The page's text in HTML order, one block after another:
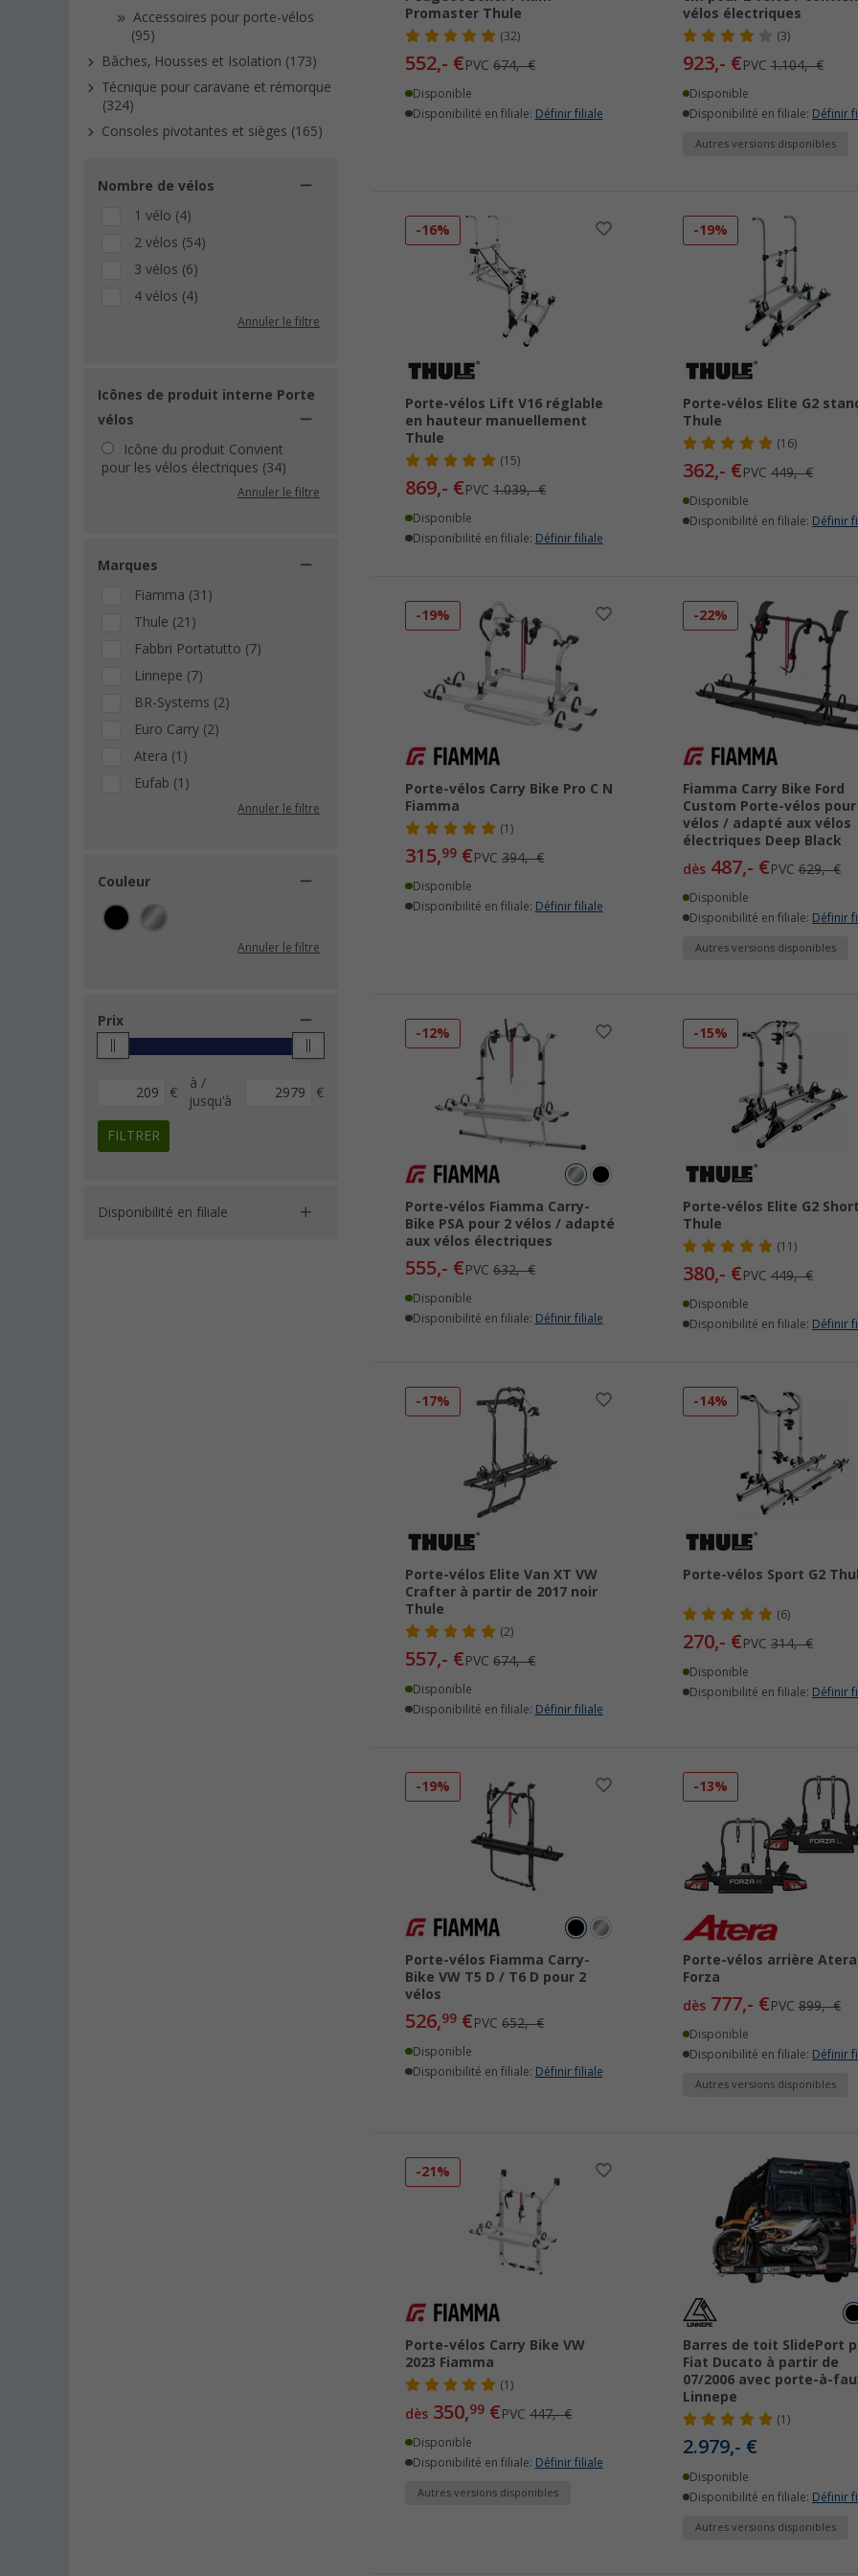
Accessoires pour porte-vélos
(95)
Bâches, Housses et Isolation (173)
Técnique pour caravane et rémorque
(324)
Consoles pivotantes et sièges (165)
Nombre de vélos
1 vélo (4)
2 vélos (54)
3 vélos (6)
4 vélos (4)
Annuler le filtre
Icônes de produit interne Porte
vélos
Icône du produit Convient
pour les vélos électriques (34)
Annuler le filtre
Marques
Fiamma (31)
Thule (21)
Fabbri Portatutto (7)
Linnepe (7)
BR-Systems (2)
Euro Carry (2)
Atera (1)
Eufab (1)
Annuler le filtre
Couleur
Annuler le filtre
Prix
€
à /
jusqu'à
€
FILTRER
Disponibilité en filiale
Promaster Thule
(32)
552,- €PVC674,- €
Disponible
Disponibilité en filiale: Définir filiale
vélos électriques
(3)
923,- €PVC1.104,- €
Disponible
Disponibilité en filiale: Définir
Autres versions disponibles
-16%
Porte-vélos Lift V16 réglable
en hauteur manuellement
Thule
(15)
869,- €PVC1.039,- €
Disponible
Disponibilité en filiale: Définir filiale
-19%
Porte-vélos Elite G2
Thule
(16)
362,- €PVC449,- €
Disponible
Disponibilité en filiale: Définir
-19%
Porte-vélos Carry Bike Pro C N
Fiamma
(1)
315,99 €PVC394,- €
Disponible
Disponibilité en filiale: Définir filiale
-22%
Fiamma Carry Bike Ford
Custom Porte-vélos pour
vélos / adapté aux vélos
électriques Deep Black
dès487,- €PVC629,- €
Disponible
Disponibilité en filiale: Définir
Autres versions disponibles
-12%
Porte-vélos Fiamma Carry-
Bike PSA pour 2 vélos / adapté
aux vélos électriques
555,- €PVC632,- €
Disponible
Disponibilité en filiale: Définir filiale
-15%
Porte-vélos Elite G2
Thule
(11)
380,- €PVC449,- €
Disponible
Disponibilité en filiale: Définir
-17%
Porte-vélos Elite Van XT VW
Crafter à partir de 2017 noir
Thule
(2)
557,- €PVC674,- €
Disponible
Disponibilité en filiale: Définir filiale
-14%
Porte-vélos Sport G2
(6)
270,- €PVC314,- €
Disponible
Disponibilité en filiale: Définir
-19%
Porte-vélos Fiamma Carry-
Bike VW T5 D / T6 D pour 2
vélos
526,99 €PVC652,- €
Disponible
Disponibilité en filiale: Définir filiale
-13%
Porte-vélos arrière Atera
Forza
dès777,- €PVC899,- €
Disponible
Disponibilité en filiale: Définir
Autres versions disponibles
-21%
Porte-vélos Carry Bike VW
2023 Fiamma
(1)
dès 350,99 €PVC447,- €
Disponible
Disponibilité en filiale: Définir filiale
Autres versions disponibles
Barres de toit SlidePort
Fiat Ducato à partir de
07/2006 avec porte-à-
Linnepe
(1)
2.979,- €
Disponible
Disponibilité en filiale: Définir
Autres versions disponibles